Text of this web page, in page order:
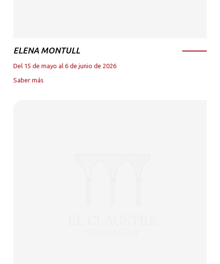
ELENA MONTULL
Del 15 de mayo al 6 de junio de 2026
Saber más